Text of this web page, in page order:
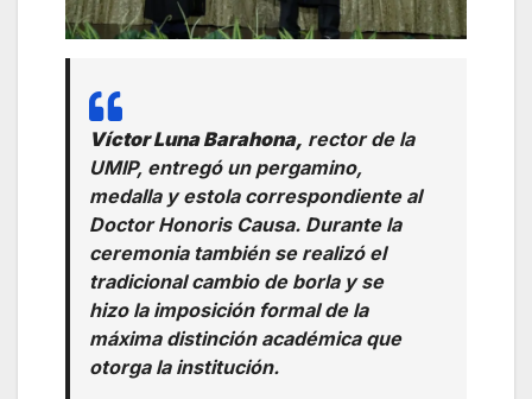
Víctor Luna Barahona, rector de la
UMIP, entregó un pergamino,
medalla y estola correspondiente al
Doctor Honoris Causa. Durante la
ceremonia también se realizó el
tradicional cambio de borla y se
hizo la imposición formal de la
máxima distinción académica que
otorga la institución.